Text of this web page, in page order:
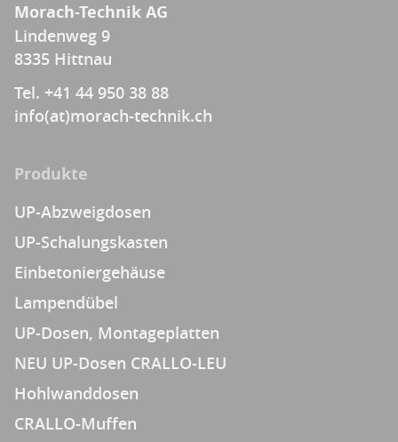
Morach-Technik AG
Lindenweg 9
8335 Hittnau
Tel. +41 44 950 38 88
info(at)morach-technik.ch
Produkte
UP-Abzweigdosen
UP-Schalungskasten
Einbetoniergehäuse
Lampendübel
UP-Dosen, Montageplatten
NEU UP-Dosen CRALLO-LEU
Hohlwanddosen
CRALLO-Muffen